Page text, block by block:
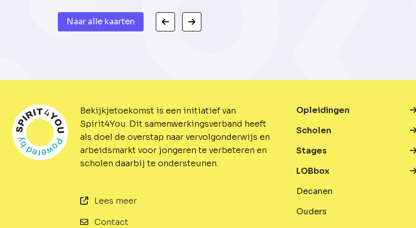
Naar alle kaarten
Bekijkjetoekomst is een initiatief van
Spirit4You. Dit samenwerkingsverband heeft
als doel de overstap naar vervolgonderwijs en
arbeidsmarkt voor jongeren te verbeteren en
scholen daarbij te ondersteunen.
Lees meer
Contact
Opleidingen
Scholen
Stages
LOBbox
Decanen
Ouders